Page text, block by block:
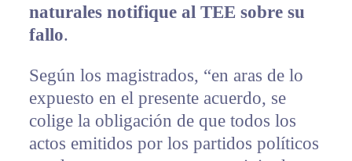
naturales notifique al TEE sobre su
fallo.
Según los magistrados, “en aras de lo
expuesto en el presente acuerdo, se
colige la obligación de que todos los
actos emitidos por los partidos políticos